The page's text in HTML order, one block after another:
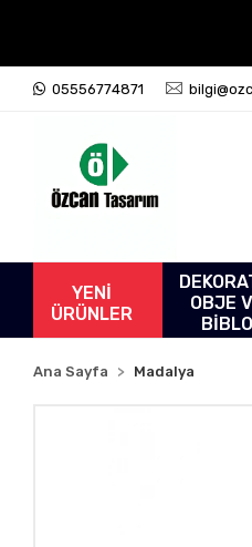
05556774871
YENİ
ÜRÜNLER
OBJE
BİBLO
Ana Sayfa Madalya